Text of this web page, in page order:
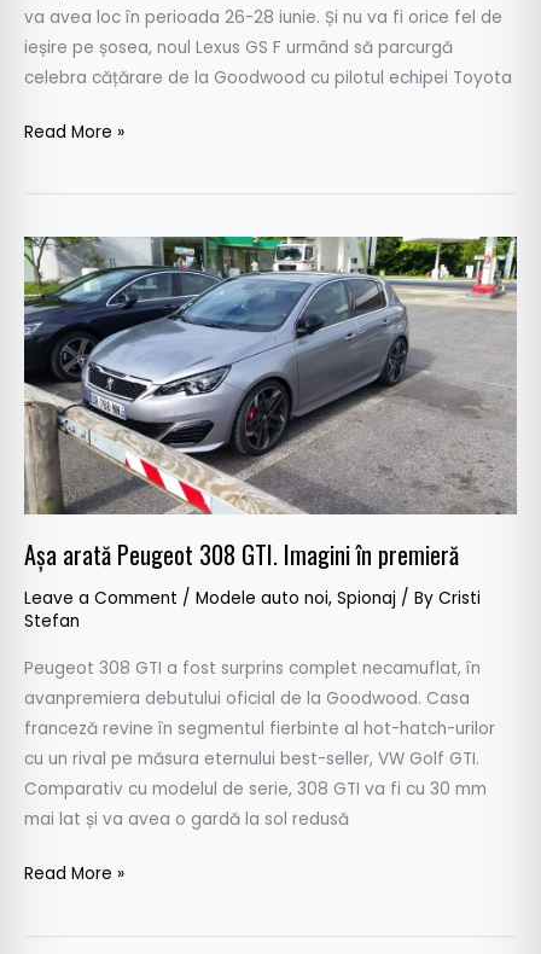
va avea loc în perioada 26-28 iunie. Și nu va fi orice fel de
ieșire pe șosea, noul Lexus GS F urmând să parcurgă
celebra cățărare de la Goodwood cu pilotul echipei Toyota
Read More »
Aşa arată Peugeot 308 GTI. Imagini în premieră
Leave a Comment / Modele auto noi, Spionaj / By Cristi
Stefan
Peugeot 308 GTI a fost surprins complet necamuflat, în
avanpremiera debutului oficial de la Goodwood. Casa
franceză revine în segmentul fierbinte al hot-hatch-urilor
cu un rival pe măsura eternului best-seller, VW Golf GTI.
Comparativ cu modelul de serie, 308 GTI va fi cu 30 mm
mai lat și va avea o gardă la sol redusă
Aşa
arată
Peugeot
308
GTI.
Imagini
în
premieră
Read More »